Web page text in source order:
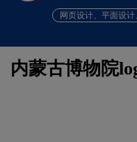
网页设计、平面设
内蒙古博物院